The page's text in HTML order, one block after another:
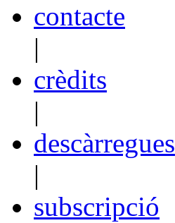
contacte
|
crèdits
|
descàrregues
|
subscripció